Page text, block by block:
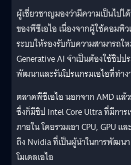
ผู้เชี่ยวชาญมองว่ามีความเป็นไป
ของพีซีเอไอ เนื่องจากผู้ใช้คอมพิ
ระบบให้รองรับกับความสามารถใ
Generative AI จำเป็นต้องใช้ชิป
พัฒนาและรันโปรแกรมเอไอที่ทำ
ตลาดพีซีเอไอ นอกจาก AMD แล้
ซึ่งก็มีชิป Intel Core Ultra ที่มีการ
ภายใน โดยรวมเอา CPU, GPU แ
ถึง Nvidia ที่เป็นผู้นำในการพัฒนา
โมเดลเอไอ